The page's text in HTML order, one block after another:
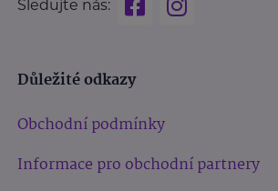
Sledujte nás:
Důležité odkazy
Obchodní podmínky
Informace pro obchodní partnery